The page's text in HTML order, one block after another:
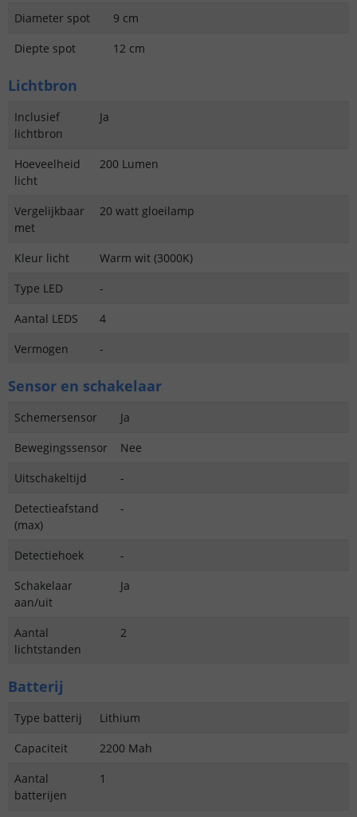
Diameter spot
9 cm
Diepte spot
12 cm
Lichtbron
Inclusief
lichtbron
Ja
Hoeveelheid
licht
200 Lumen
Vergelijkbaar
met
20 watt gloeilamp
Kleur licht
Warm wit (3000K)
Type LED
-
Aantal LEDS
4
Vermogen
-
Sensor en schakelaar
Schemersensor
Ja
Bewegingssensor
Nee
Uitschakeltijd
-
Detectieafstand
(max)
-
Detectiehoek
-
Schakelaar
aan/uit
Ja
Aantal
lichtstanden
2
Batterij
Type batterij
Lithium
Capaciteit
2200 Mah
Aantal
batterijen
1